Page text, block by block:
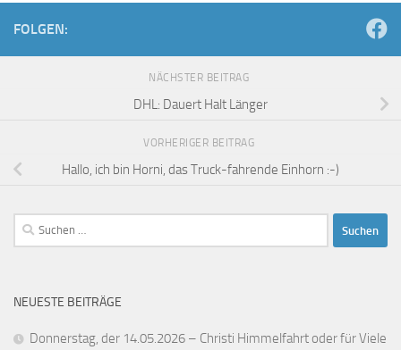
FOLGEN:
NÄCHSTER BEITRAG
DHL: Dauert Halt Länger
VORHERIGER BEITRAG
Hallo, ich bin Horni, das Truck-fahrende Einhorn :-)
Suchen
nach:
NEUESTE BEITRÄGE
Donnerstag, der 14.05.2026 – Christi Himmelfahrt oder für Viele